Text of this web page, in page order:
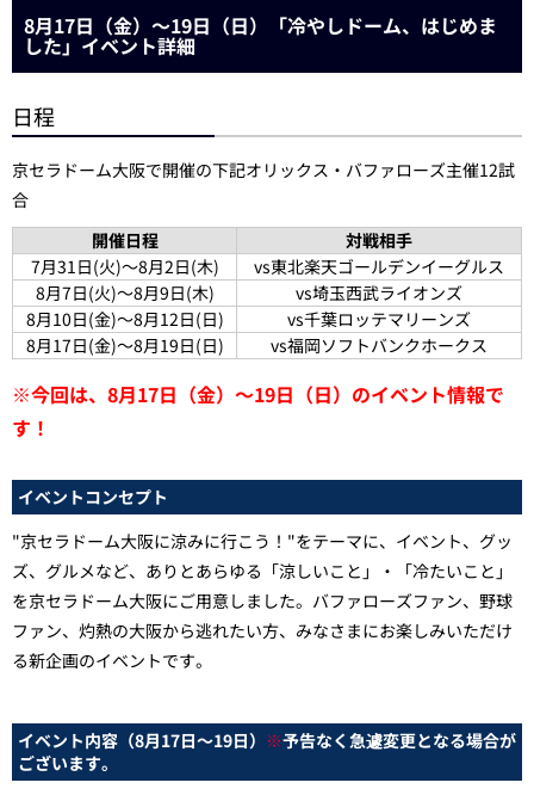
8月17日（金）～19日（日）「冷やしドーム、はじめま
した」イベント詳細
日程
京セラドーム大阪で開催の下記オリックス・バファローズ主催12試
合
開催日程
対戦相手
7月31日(火)～8月2日(木)
vs東北楽天ゴールデンイーグルス
8月7日(火)～8月9日(木)
vs埼玉西武ライオンズ
8月10日(金)～8月12日(日)
vs千葉ロッテマリーンズ
8月17日(金)～8月19日(日)
vs福岡ソフトバンクホークス
※今回は、8月17日（金）～19日（日）のイベント情報で
す！
イベントコンセプト
"京セラドーム大阪に涼みに行こう！"をテーマに、イベント、グッ
ズ、グルメなど、ありとあらゆる「涼しいこと」・「冷たいこと」
を京セラドーム大阪にご用意しました。バファローズファン、野球
ファン、灼熱の大阪から逃れたい方、みなさまにお楽しみいただけ
る新企画のイベントです。
イベント内容（8月17日～19日） ※予告なく急遽変更となる場合が
ございます。